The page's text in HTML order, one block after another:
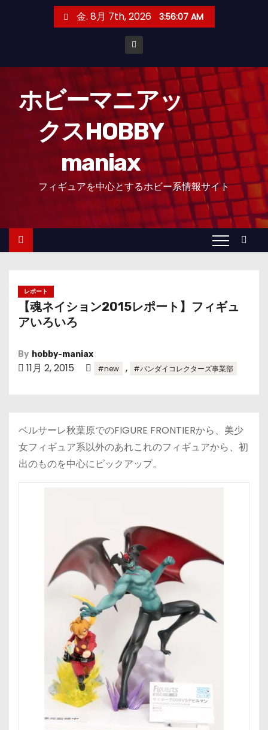
金. 8月 7th, 2026 3:56:09 AM
ホビーマニアッ
クスHOBBY
maniax
フィギュアを中心とするホビー系情報サイト
レポート
【魂ネイション2015レポート】フィギュ
アいろいろ
By hobby-maniax
11月 2, 2015 #new , #バンダイコレクターズ事業部
ベルサーレ秋葉原でのFIGURE FRONTIERから、美少
女フィギュア系以外のあれこれのフィギュアから、初
出のものを中心にピックアップ。